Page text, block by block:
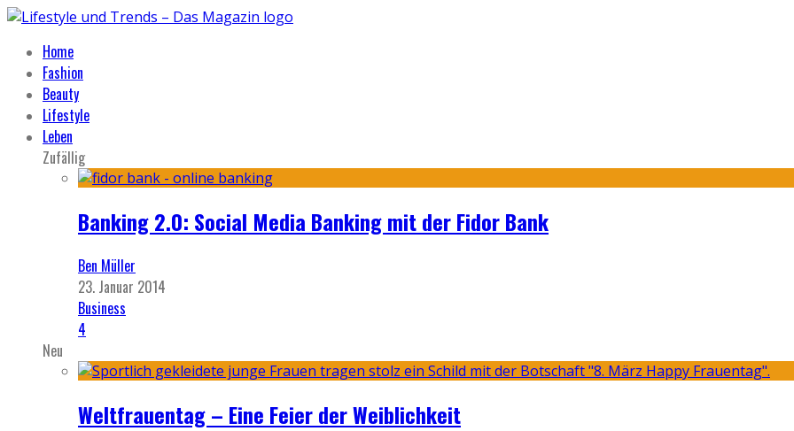
Home
Fashion
Beauty
Lifestyle
Leben
Zufällig
Banking 2.0: Social Media Banking mit der Fidor Bank
Ben Müller
23. Januar 2014
Business
4
Neu
Weltfrauentag – Eine Feier der Weiblichkeit